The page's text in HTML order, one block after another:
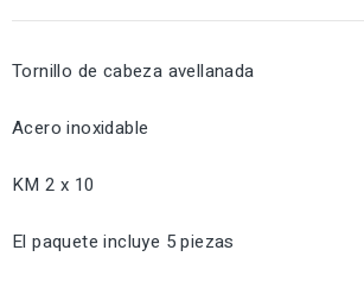
Tornillo de cabeza avellanada
Acero inoxidable
KM 2 x 10
El paquete incluye 5 piezas